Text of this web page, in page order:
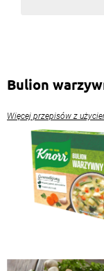
Bulion
Więcej przepisów z